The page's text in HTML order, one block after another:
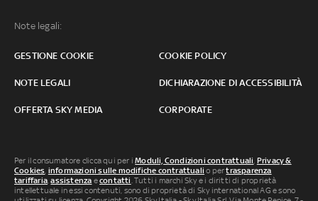
Note legali:
GESTIONE COOKIE COOKIE POLICY
NOTE LEGALI DICHIARAZIONE DI ACCESSIBILITÀ
OFFERTA SKY MEDIA CORPORATE
Per il consumatore clicca qui per iModuli, Condizioni contrattuali, Privacy &
Cookies, informazioni sulle modifiche contrattuali o pertrasparenza
tariffaria,assistenza econtatti. Tutti i marchi Sky e i diritti di proprietà
intellettuale in essi contenuti, sono di proprietà di Sky international AG e sono